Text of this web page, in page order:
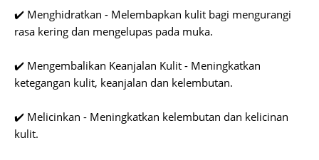
✔️ Menghidratkan - Melembapkan kulit bagi mengurangi
rasa kering dan mengelupas pada muka.
✔️ Mengembalikan Keanjalan Kulit - Meningkatkan
ketegangan kulit, keanjalan dan kelembutan.
✔️ Melicinkan - Meningkatkan kelembutan dan kelicinan
kulit.